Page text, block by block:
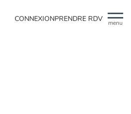
menu
CONNEXIONPRENDRE RDV